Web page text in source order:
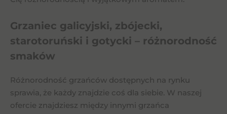
Grzaniec galicyjski, zbójecki,
starotoruński i gotycki – różnorodność
smaków
Różnorodność grzańców dostępnych na rynku
sprawia, że każdy znajdzie coś dla siebie. W naszej
ofercie znajdziesz między innymi grzańca